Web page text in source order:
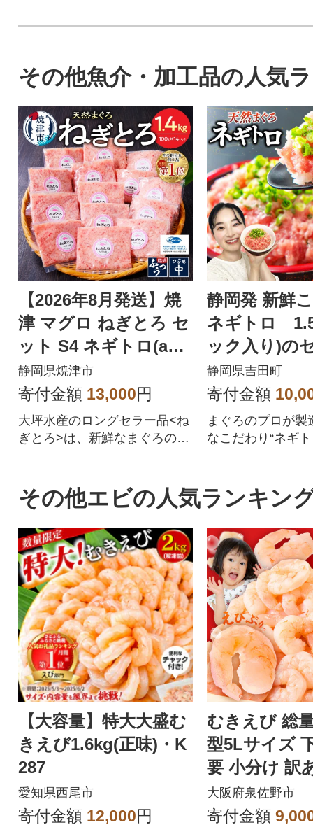
その他魚介・加工品の人気
【2026年8月発送】焼
津 マグロ ねぎとろ セ
ット S4 ネギトロ(a12-
150202608)
静岡県焼津市
寄付金額 13,000円
大坪水産のロングセラー品<ね
ぎとろ>は、新鮮なまぐろのう
CP・EU HACCP認定を共に最
高レベルで取得し、安全で安
心な食材をお届けしていま
す。またサスティナブルシー
フードへの取り組みとしてMS
C CoC認証も取得しました。
静岡発 新鮮
ネギトロ
ック入り)の
静岡県吉田町
寄付金額
まぐろのプロが製
なこだわり“ネギ
その他エビの人気ランキン
【大容量】特大大盛む
きえび1.6kg(正味)・K
287
愛知県西尾市
寄付金額 12,000円
むきえび 総
型5Lサイズ
要 小分け 訳
ズ不揃い
大阪府泉佐野市
寄付金額